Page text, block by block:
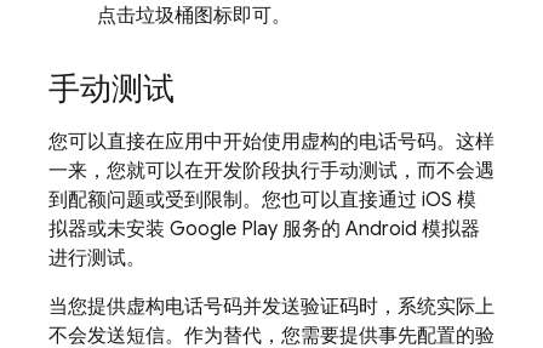
点击垃圾桶图标即可。
手动测试
您可以直接在应用中开始使用虚构的电话号码。这样
一来，您就可以在开发阶段执行手动测试，而不会遇
到配额问题或受到限制。您也可以直接通过 iOS 模
拟器或未安装 Google Play 服务的 Android 模拟器
进行测试。
当您提供虚构电话号码并发送验证码时，系统实际上
不会发送短信。作为替代，您需要提供事先配置的验